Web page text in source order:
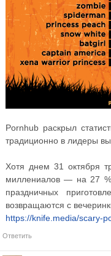
Pornhub раскрыл
традиционно в лидеры
Хотя днем 31 октября
миллениалов — на 27
праздничных
возвращаются с
https://knife.media/scary-
Ответить